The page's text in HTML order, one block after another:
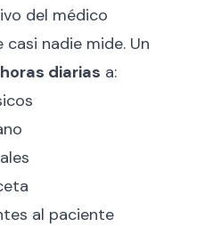
del médico
nadie mide. Un
horas diarias a:
al paciente